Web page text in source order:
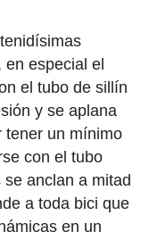
en especial el
el tubo de sillín
y se aplana
tener un mínimo
con el tubo
anclan a mitad
a toda bici que
en un